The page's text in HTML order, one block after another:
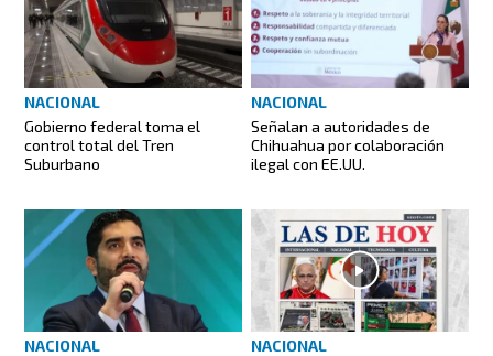
NACIONAL
Gobierno federal toma el
control total del Tren
Suburbano
NACIONAL
Señalan a autoridades de
Chihuahua por colaboración
ilegal con EE.UU.
NACIONAL
NACIONAL